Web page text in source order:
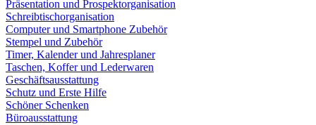
Präsentation und Prospektorganisation
Schreibtischorganisation
Computer und Smartphone Zubehör
Stempel und Zubehör
Timer, Kalender und Jahresplaner
Taschen, Koffer und Lederwaren
Geschäftsausstattung
Schutz und Erste Hilfe
Schöner Schenken
Büroausstattung